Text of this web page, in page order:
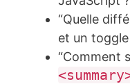
“Quelle
et un toggle
“Comment